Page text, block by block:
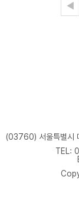
◀
(03760) 서울특별시
TEL: